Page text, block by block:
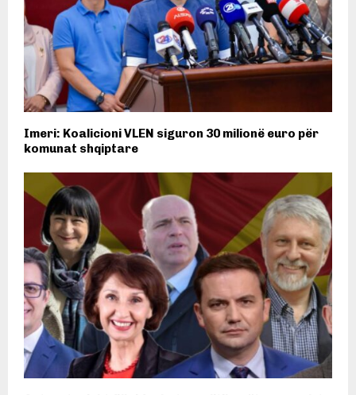
Imeri: Koalicioni VLEN siguron 30 milionë euro për
komunat shqiptare